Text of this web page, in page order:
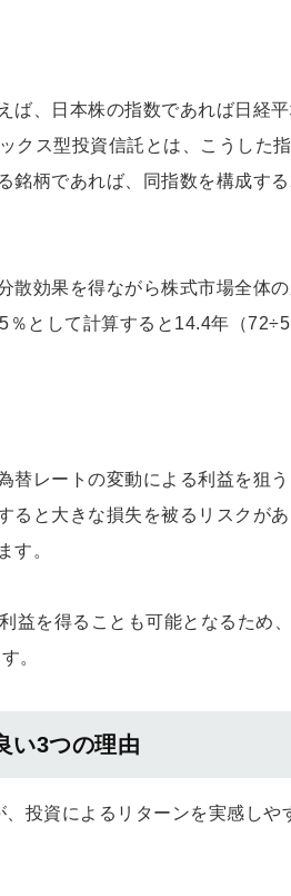
ば、日本株の指数であれば日経
クス型投資信託とは、こうした
銘柄であれば、同指数を構成す
散効果を得ながら株式市場全体
として計算すると14.4年（
替レートの変動による利益を狙
ると大きな損失を被るリスクが
す。
益を得ることも可能となるため
。
い3つの理由
投資によるリターンを実感しや